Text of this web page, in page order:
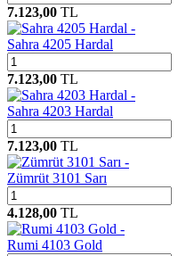
7.123,00 TL
Sahra 4205 Hardal
7.123,00 TL
Sahra 4203 Hardal
7.123,00 TL
Zümrüt 3101 Sarı
4.128,00 TL
Rumi 4103 Gold